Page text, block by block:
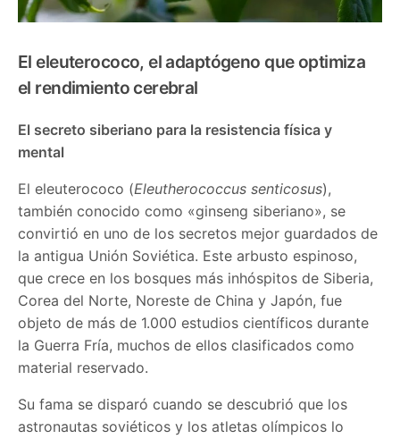
El eleuterococo, el adaptógeno que optimiza
el rendimiento cerebral
El secreto siberiano para la resistencia física y
mental
El eleuterococo (Eleutherococcus senticosus),
también conocido como «ginseng siberiano», se
convirtió en uno de los secretos mejor guardados de
la antigua Unión Soviética. Este arbusto espinoso,
que crece en los bosques más inhóspitos de Siberia,
Corea del Norte, Noreste de China y Japón, fue
objeto de más de 1.000 estudios científicos durante
la Guerra Fría, muchos de ellos clasificados como
material reservado.
Su fama se disparó cuando se descubrió que los
astronautas soviéticos y los atletas olímpicos lo